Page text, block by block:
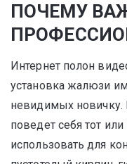
ПОЧЕМУ
Интернет полон
установка жалюзи
невидимых новичку.
поведет себя тот
использовать для